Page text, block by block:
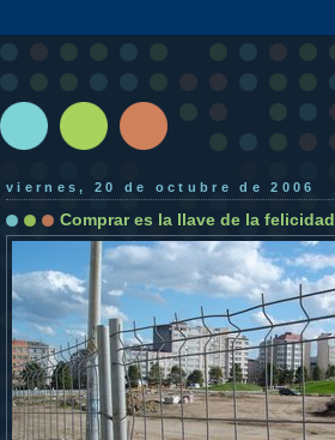
viernes, 20 de octubre de 2006
Comprar es la llave de la felicidad